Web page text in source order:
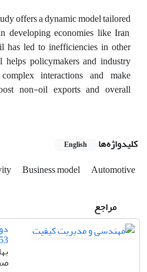
offers a dynamic model tailored
developing economies like Iran,
has led to inefficiencies in other
helps policymakers and industry
interactions and make
non-oil exports and overall
کلیدواژه‌ها English
Business model
Automotive
مراجع